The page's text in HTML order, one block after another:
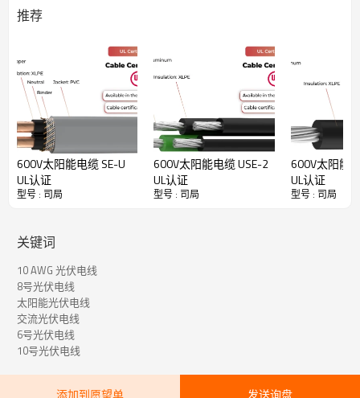
分布式发电电缆（DG电缆）专为特定的分布式发电设备/装置而设
计，例如光伏组件、逆变器、太阳能跟踪器等。SUNKEAN已通过最精
准、最具针对性的DG电缆认证——UL3003认证。根据UL3003的适用
范围，这款600V电压、铜芯的DG电缆设计用于包裹在整体护套内。凭
借其对恶劣户外环境的出色适应性，该电缆可安装在电缆桥架、电缆
管道以及由承重电缆支撑的户外场所。
· 耐油
· 防水的
· 耐日光照射
· 耐挤压
· 适合直接埋葬
DG太阳能电缆技术数据
额定温度
额定电压
推荐
600V太阳能电缆 SE-U
UL认证
型号 : 司局
600V太阳能电缆 USE-2
UL认证
型号 : 司局
600V太阳能
UL认证
型号 : 司局
关键词
10 AWG 光伏电线
8号光伏电线
太阳能光伏电线
交流光伏电线
6号光伏电线
10号光伏电线
添加到愿望单 发送询盘